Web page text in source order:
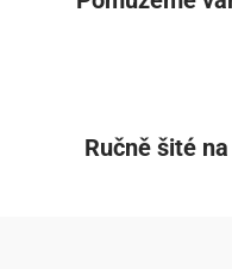
Ručně šité